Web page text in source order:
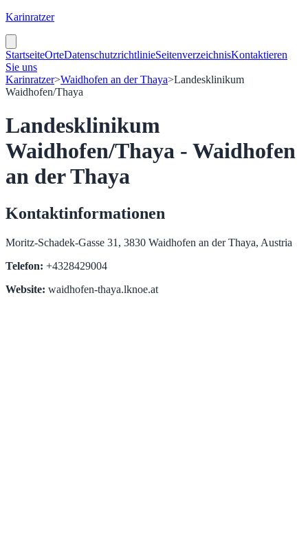
Karinratzer
StartseiteOrteDatenschutzrichtlinieSeitenverzeichnisKontaktieren
Sie uns
Karinratzer>Waidhofen an der Thaya>Landesklinikum
Waidhofen/Thaya
Landesklinikum
Waidhofen/Thaya - Waidhofen
an der Thaya
Kontaktinformationen
Moritz-Schadek-Gasse 31, 3830 Waidhofen an der Thaya, Austria
Telefon: +4328429004
Website: waidhofen-thaya.lknoe.at